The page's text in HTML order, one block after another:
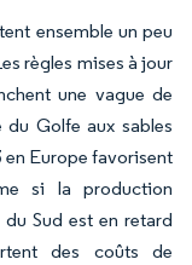
ensemble un peu
règles mises à jour
une vague de
Golfe aux sables
en Europe favorisent
si la production
Sud est en retard
des coûts de